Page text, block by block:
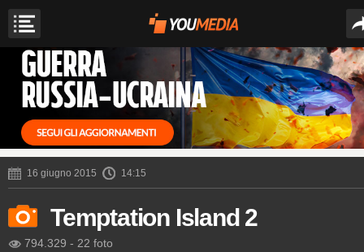
16 giugno 2015 14:15
Temptation Island 2
794.329 - 22 foto